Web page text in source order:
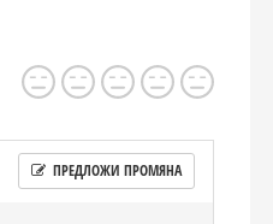
ПРЕДЛОЖИ ПРОМЯНА